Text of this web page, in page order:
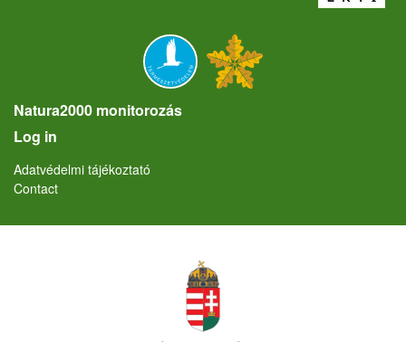
Natura2000 monitorozás
User account menu
Log in
Lábléc
Adatvédelmi tájékoztató
Contact